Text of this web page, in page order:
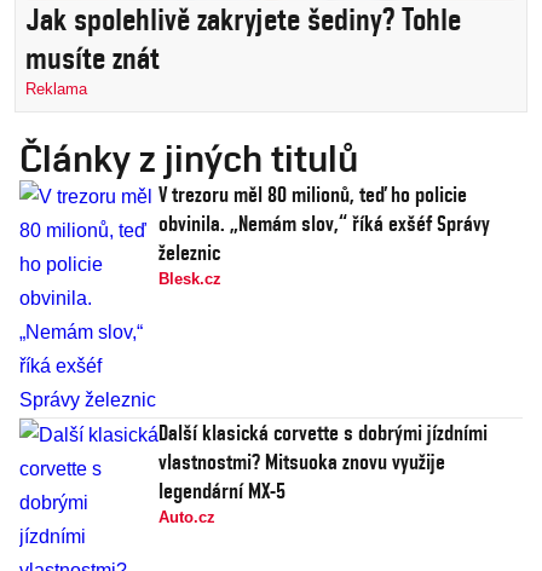
Jak spolehlivě zakryjete šediny? Tohle
musíte znát
Reklama
Články z jiných titulů
V trezoru měl 80 milionů, teď ho policie
obvinila. „Nemám slov,“ říká exšéf Správy
železnic
Blesk.cz
Další klasická corvette s dobrými jízdními
vlastnostmi? Mitsuoka znovu využije
legendární MX-5
Auto.cz